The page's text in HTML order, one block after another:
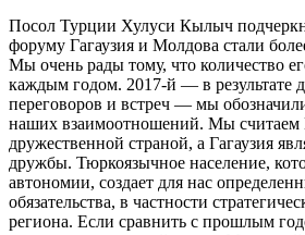
Посол Турции Хулуси Кылыч
форуму Гагаузия и Молдова стали
Мы очень рады тому, что количество
каждым годом. 2017-й — в результате
переговоров и встреч — мы
наших взаимоотношений. Мы считаем
дружественной страной, а Гагаузия
дружбы. Тюркоязычное население,
автономии, создает для нас
обязательства, в частности
региона. Если сравнить с прошлым